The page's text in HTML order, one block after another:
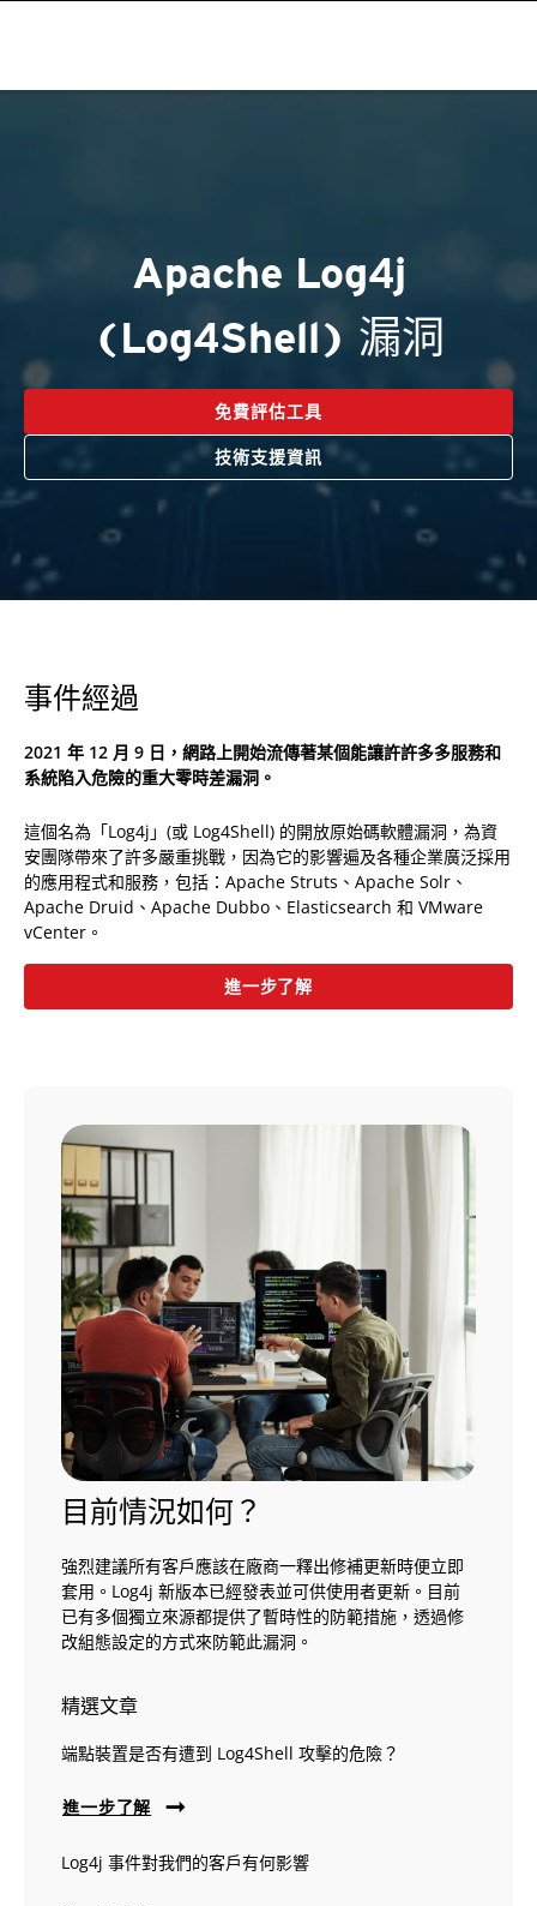
Apache Log4j
(Log4Shell) 漏洞
免費評估工具
技術支援資訊
事件經過
2021 年 12 月 9 日，網路上開始流傳著某個能讓許許多多服務和
系統陷入危險的重大零時差漏洞。
這個名為「Log4j」(或 Log4Shell) 的開放原始碼軟體漏洞，為資
安團隊帶來了許多嚴重挑戰，因為它的影響遍及各種企業廣泛採用
的應用程式和服務，包括：Apache Struts、Apache Solr、
Apache Druid、Apache Dubbo、Elasticsearch 和 VMware
vCenter。
進一步了解
目前情況如何？
強烈建議所有客戶應該在廠商一釋出修補更新時便立即
套用。Log4j 新版本已經發表並可供使用者更新。目前
已有多個獨立來源都提供了暫時性的防範措施，透過修
改組態設定的方式來防範此漏洞。
精選文章
端點裝置是否有遭到 Log4Shell 攻擊的危險？
進一步了解
Log4j 事件對我們的客戶有何影響